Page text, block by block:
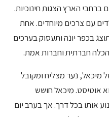
ברחבי הארץ הצגות חינוכיות.
עם צרכים מיוחדים. אחת
בכפר יונה ותעסוק בערכים
חברתית וחברות אמת.
מיכאל, נער מצליח ומקובל
אוטיסט. מיכאל חושש
אותו בכל דרך. אך בערב יום